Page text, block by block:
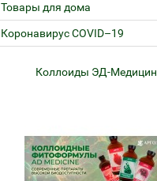
Товары для дома
Коронавирус COVID–19
Коллоиды ЭД-Медицин
Железо с кофакторами